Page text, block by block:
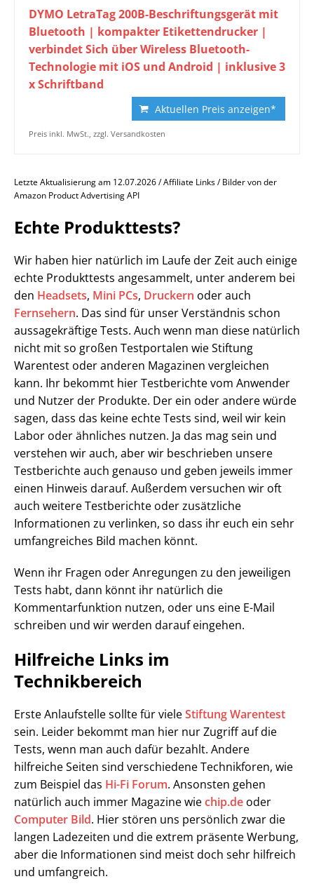
DYMO LetraTag 200B-Beschriftungsgerät mit
Bluetooth | kompakter Etikettendrucker |
verbindet Sich über Wireless Bluetooth-
Technologie mit iOS und Android | inklusive 3
x Schriftband
Aktuellen Preis anzeigen*
Preis inkl. MwSt., zzgl. Versandkosten
Letzte Aktualisierung am 12.07.2026 / Affiliate Links / Bilder von der
Amazon Product Advertising API
Echte Produkttests?
Wir haben hier natürlich im Laufe der Zeit auch einige
echte Produkttests angesammelt, unter anderem bei
den Headsets, Mini PCs, Druckern oder auch
Fernsehern. Das sind für unser Verständnis schon
aussagekräftige Tests. Auch wenn man diese natürlich
nicht mit so großen Testportalen wie Stiftung
Warentest oder anderen Magazinen vergleichen
kann. Ihr bekommt hier Testberichte vom Anwender
und Nutzer der Produkte. Der ein oder andere würde
sagen, dass das keine echte Tests sind, weil wir kein
Labor oder ähnliches nutzen. Ja das mag sein und
verstehen wir auch, aber wir beschrieben unsere
Testberichte auch genauso und geben jeweils immer
einen Hinweis darauf. Außerdem versuchen wir oft
auch weitere Testberichte oder zusätzliche
Informationen zu verlinken, so dass ihr euch ein sehr
umfangreiches Bild machen könnt.
Wenn ihr Fragen oder Anregungen zu den jeweiligen
Tests habt, dann könnt ihr natürlich die
Kommentarfunktion nutzen, oder uns eine E-Mail
schreiben und wir werden darauf eingehen.
Hilfreiche Links im
Technikbereich
Erste Anlaufstelle sollte für vieleStiftung Warentest
sein. Leider bekommt man hier nur Zugriff auf die
Tests, wenn man auch dafür bezahlt. Andere
hilfreiche Seiten sind verschiedene Technikforen, wie
zum Beispiel das Hi-Fi Forum. Ansonsten gehen
natürlich auch immer Magazine wiechip.de oder
Computer Bild. Hier stören uns persönlich zwar die
langen Ladezeiten und die extrem präsente Werbung,
aber die Informationen sind meist doch sehr hilfreich
und umfangreich.